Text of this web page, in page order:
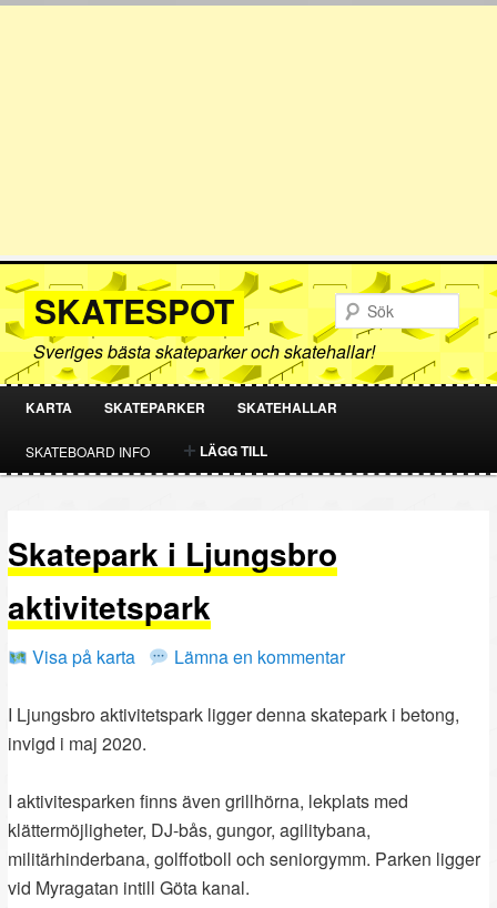
SKATESPOT
Sveriges bästa skateparker och skatehallar!
HOPPA
TILL
INNEHÅLL
HOPPA
TILL
INNEHÅLL
KARTA SKATEPARKER SKATEHALLAR
SKATEBOARD INFO LÄGG TILL
Skatepark i Ljungsbro
aktivitetspark
Visa på karta Lämna en kommentar
I Ljungsbro aktivitetspark ligger denna skatepark i betong,
invigd i maj 2020.
I aktivitesparken finns även grillhörna, lekplats med
klättermöjligheter, DJ-bås, gungor, agilitybana,
militärhinderbana, golffotboll och seniorgymm. Parken ligger
vid Myragatan intill Göta kanal.